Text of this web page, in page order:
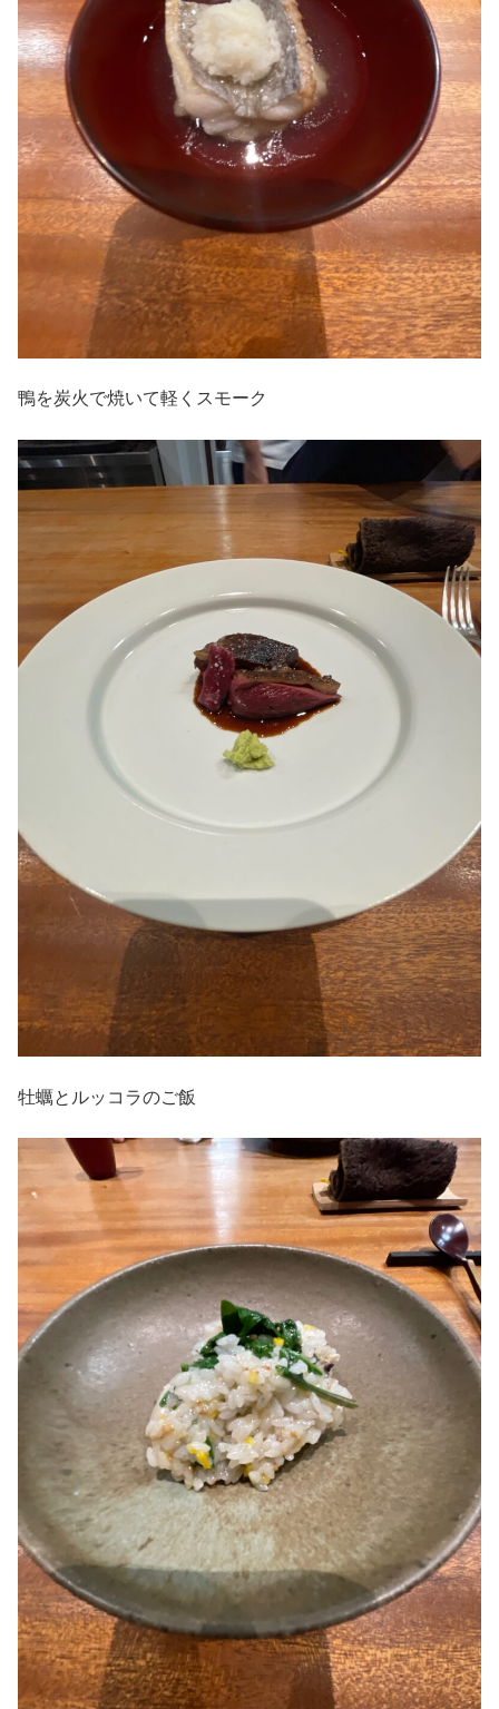
鴨を炭火で焼いて軽くスモーク
牡蠣とルッコラのご飯